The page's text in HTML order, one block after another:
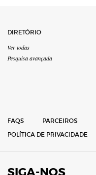
DIRETÓRIO
Ver todas
Pesquisa avançada
FAQS PARCEIROS
POLÍTICA DE PRIVACIDADE
SIGA-NOS